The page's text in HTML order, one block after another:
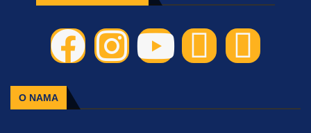
O NAMA